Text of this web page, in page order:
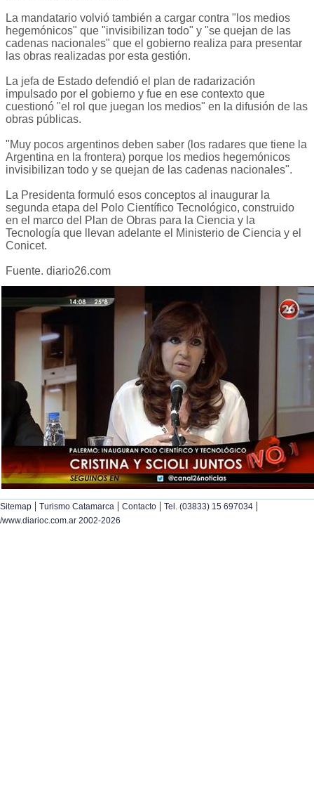
La mandatario volvió también a cargar contra "los medios
hegemónicos" que "invisibilizan todo" y "se quejan de las
cadenas nacionales" que el gobierno realiza para presentar
las obras realizadas por esta gestión.
La jefa de Estado defendió el plan de radarización
impulsado por el gobierno y fue en ese contexto que
cuestionó "el rol que juegan los medios" en la difusión de las
obras públicas.
"Muy pocos argentinos deben saber (los radares que tiene la
Argentina en la frontera) porque los medios hegemónicos
invisibilizan todo y se quejan de las cadenas nacionales".
La Presidenta formuló esos conceptos al inaugurar la
segunda etapa del Polo Científico Tecnológico, construido
en el marco del Plan de Obras para la Ciencia y la
Tecnología que llevan adelante el Ministerio de Ciencia y el
Conicet.
Fuente. diario26.com
Sitemap | Turismo Catamarca | Contacto | Tel. (03833) 15 697034 |
/www.diarioc.com.ar 2002-2026